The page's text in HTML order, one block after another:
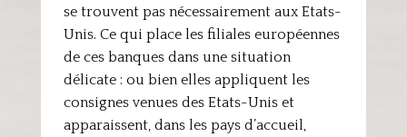
se trouvent pas nécessairement aux Etats-
Unis. Ce qui place les filiales européennes
de ces banques dans une situation
délicate : ou bien elles appliquent les
consignes venues des Etats-Unis et
apparaissent, dans les pays d’accueil,